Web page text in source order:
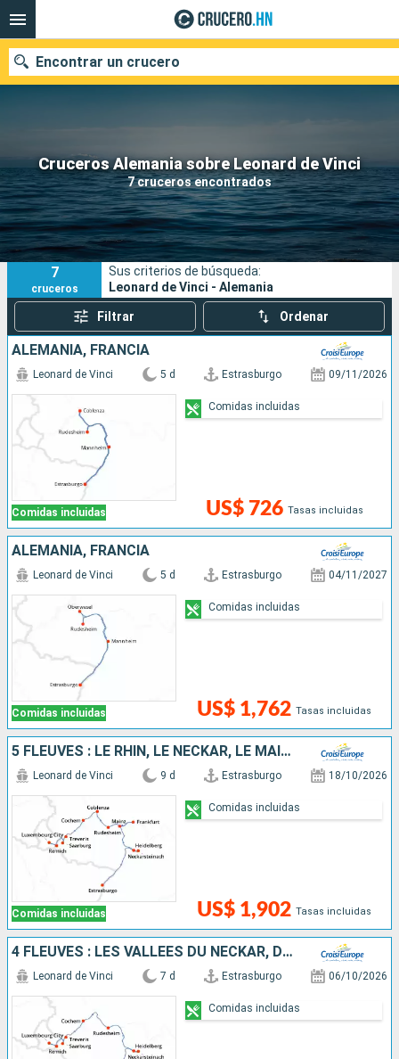
Cruceros Alemania sobre Leonard de Vinci
7 cruceros encontrados
Encontrar un crucero
Nuestros destinos
Fecha de salida
Puertos Compañías
Buscar
7
cruceros
Sus criterios de búsqueda:
Leonard de Vinci - Alemania
Filtrar Ordenar
ALEMANIA, FRANCIA
Comidas incluidas
Leonard de Vinci 5 d Estrasburgo 09/11/2026
US$ 726 Tasas incluidas
Comidas incluidas
ALEMANIA, FRANCIA
Comidas incluidas
Leonard de Vinci 5 d Estrasburgo 04/11/2027
US$ 1,762 Tasas incluidas
Comidas incluidas
5 FLEUVES : LE RHIN, LE NECKAR, LE MAIN, LA MOSELLE ET LA SARRE
Comidas incluidas
Leonard de Vinci 9 d Estrasburgo 18/10/2026
US$ 1,902 Tasas incluidas
Comidas incluidas
4 FLEUVES : LES VALLÉES DU NECKAR, DU RHIN ROMANTIQUE, DE LA MOSELLE ET DE LA SARRE
Leonard de Vinci 7 d Estrasburgo 06/10/2026
Comidas incluidas